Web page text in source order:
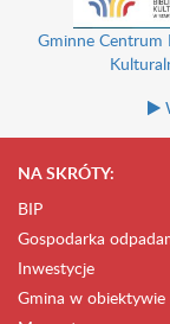
Gminne Centrum
NA SKRÓTY:
BIP
Gospodarka
Inwestycje
Gmina w obiektywie